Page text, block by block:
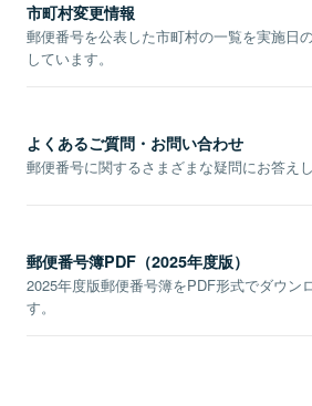
市町村変更情報
郵便番号を公表した市町村の一覧を実施日
しています。
よくあるご質問・お問い合わせ
郵便番号に関するさまざまな疑問にお答えし
郵便番号簿PDF（2025年度版）
2025年度版郵便番号簿をPDF形式でダウン
す。